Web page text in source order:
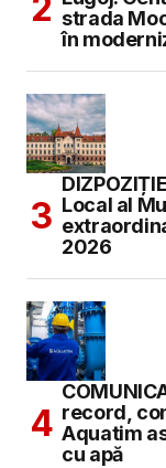
strada
în
Local al
2026
record,
Aquatim
cu apă